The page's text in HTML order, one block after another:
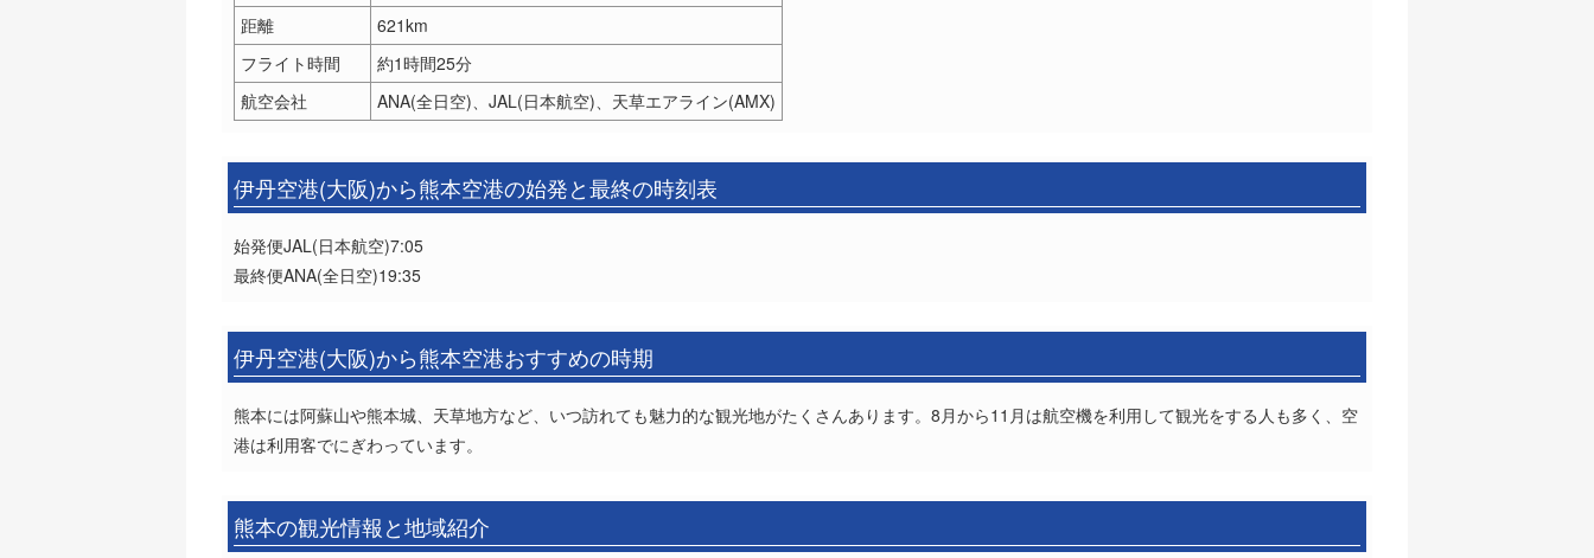
距離
621km
フライト時間
約1時間25分
航空会社
ANA(全日空)、JAL(日本航空)、天草エアライン(AMX)
伊丹空港(大阪)から熊本空港の始発と最終の時刻表
始発便JAL(日本航空)7:05
最終便ANA(全日空)19:35
伊丹空港(大阪)から熊本空港おすすめの時期
熊本には阿蘇山や熊本城、天草地方など、いつ訪れても魅力的な観光地がたくさんあります。8月から11月は航空機を利用して観光をする人も多く、空
港は利用客でにぎわっています。
熊本の観光情報と地域紹介